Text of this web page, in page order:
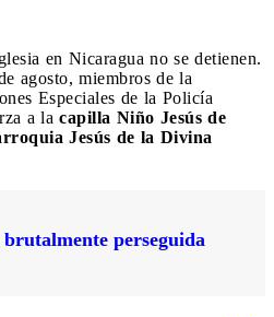
en Nicaragua no se detienen.
agosto, miembros de la
Especiales de la Policía
a la capilla Niño Jesús de
Jesús de la Divina
perseguida